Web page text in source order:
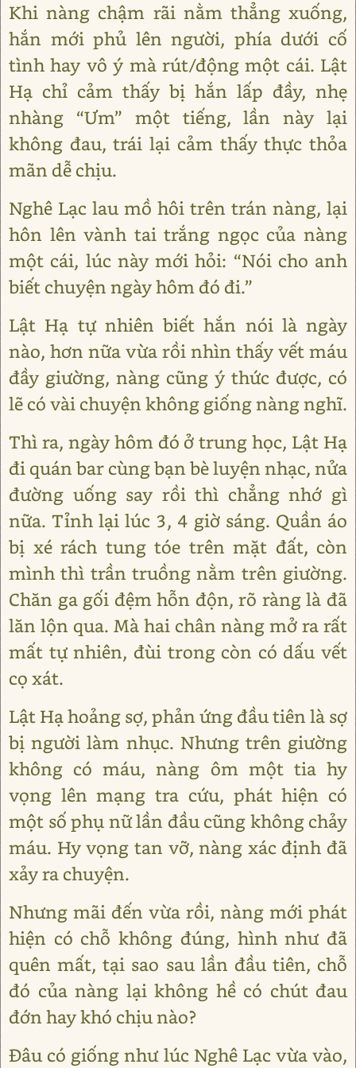
Khi nàng chậm rãi nằm thẳng xuống,
hắn mới phủ lên người, phía dưới cố
tình hay vô ý mà rút/động một cái. Lật
Hạ chỉ cảm thấy bị hắn lấp đầy, nhẹ
nhàng “Ưm” một tiếng, lần này lại
không đau, trái lại cảm thấy thực thỏa
mãn dễ chịu.
Nghê Lạc lau mồ hôi trên trán nàng, lại
hôn lên vành tai trắng ngọc của nàng
một cái, lúc này mới hỏi: “Nói cho anh
biết chuyện ngày hôm đó đi.”
Lật Hạ tự nhiên biết hắn nói là ngày
nào, hơn nữa vừa rồi nhìn thấy vết máu
đầy giường, nàng cũng ý thức được, có
lẽ có vài chuyện không giống nàng nghĩ.
Thì ra, ngày hôm đó ở trung học, Lật Hạ
đi quán bar cùng bạn bè luyện nhạc, nửa
đường uống say rồi thì chẳng nhớ gì
nữa. Tỉnh lại lúc 3, 4 giờ sáng. Quần áo
bị xé rách tung tóe trên mặt đất, còn
mình thì trần truồng nằm trên giường.
Chăn ga gối đệm hỗn độn, rõ ràng là đã
lăn lộn qua. Mà hai chân nàng mở ra rất
mất tự nhiên, đùi trong còn có dấu vết
cọ xát.
Lật Hạ hoảng sợ, phản ứng đầu tiên là sợ
bị người làm nhục. Nhưng trên giường
không có máu, nàng ôm một tia hy
vọng lên mạng tra cứu, phát hiện có
một số phụ nữ lần đầu cũng không chảy
máu. Hy vọng tan vỡ, nàng xác định đã
xảy ra chuyện.
Nhưng mãi đến vừa rồi, nàng mới phát
hiện có chỗ không đúng, hình như đã
quên mất, tại sao sau lần đầu tiên, chỗ
đó của nàng lại không hề có chút đau
đớn hay khó chịu nào?
Đâu có giống như lúc Nghê Lạc vừa vào,